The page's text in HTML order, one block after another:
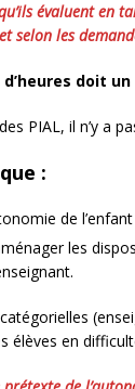
évaluent en
selon les
doit
PIAL, il n’y a
:
de
les
élèves en